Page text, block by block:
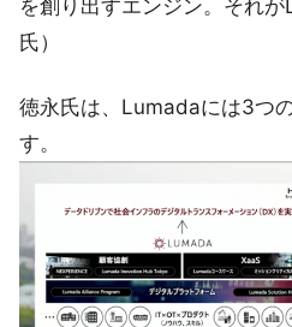
を創り出すエンジン。それ
氏）
徳永氏は、Lumadaには3つ
す。